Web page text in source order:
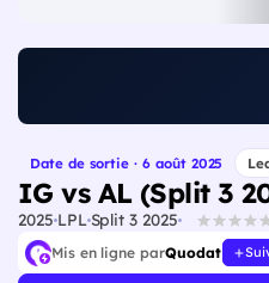
Date de sortie · 6 août 2025
IG vs AL (Split 3
2025 LPL Split 3 2025
Mis en ligne parQuodat